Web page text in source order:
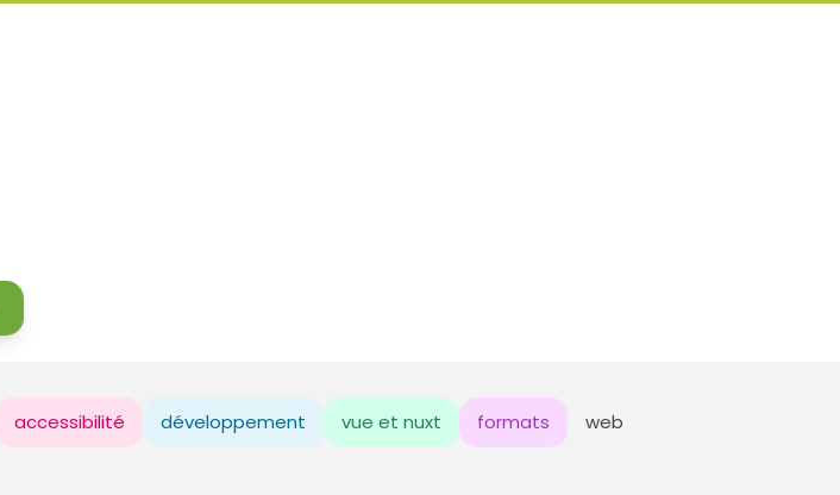
accessibilité développement vue et nuxt formats web